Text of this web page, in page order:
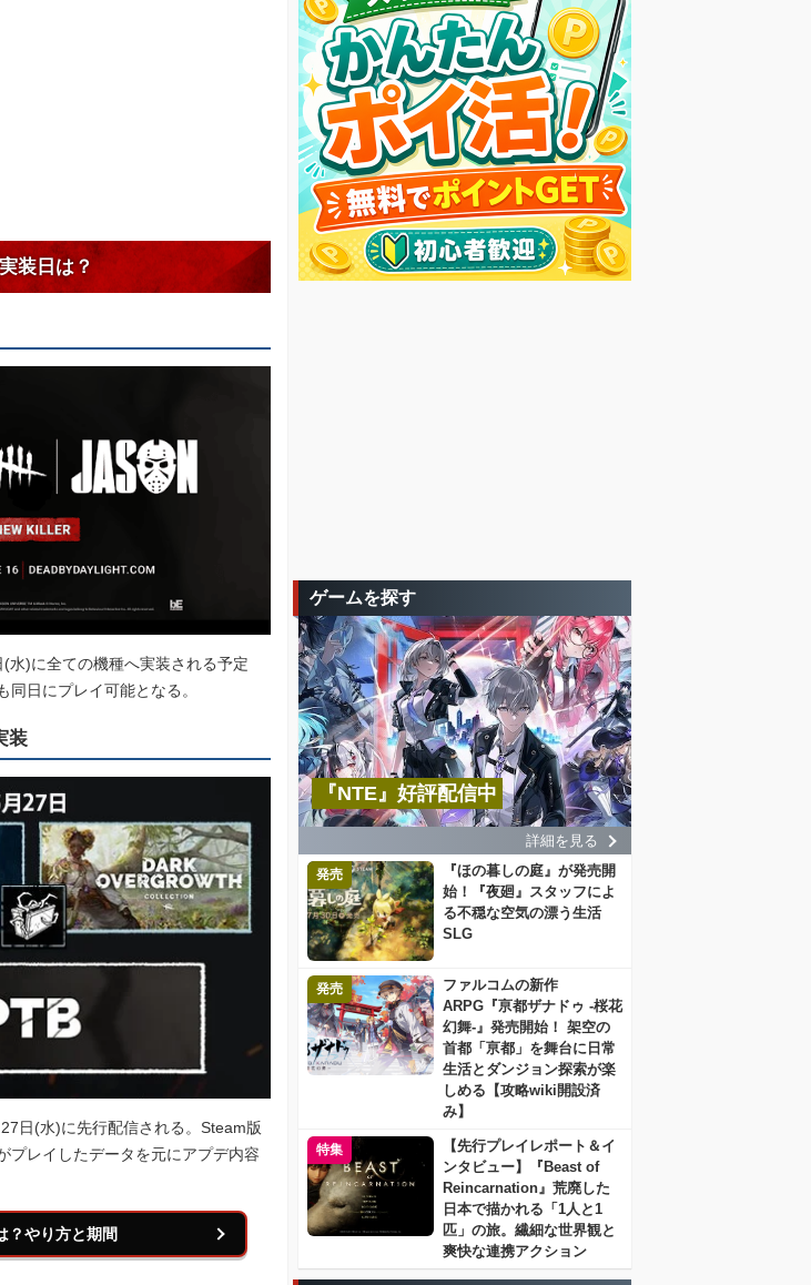
装日は？
水)に全ての機種へ実装される予定
日にプレイ可能となる。
装
日(水)に先行配信される。Steam版
プレイしたデータを元にアプデ内容
？やり方と期間
ゲームを探す
『NTE』好評配信中
詳細を見る
発売
『ほの暮しの庭』が発売開
始！『夜廻』スタッフによ
る不穏な空気の漂う生活
SLG
発売
ファルコムの新作
ARPG『亰都ザナドゥ -桜花
幻舞-』発売開始！ 架空の
首都「亰都」を舞台に日常
生活とダンジョン探索が楽
しめる【攻略wiki開設済
み】
特集
【先行プレイレポート＆イ
ンタビュー】『Beast of
Reincarnation』荒廃した
日本で描かれる「1人と1
匹」の旅。繊細な世界観と
爽快な連携アクション